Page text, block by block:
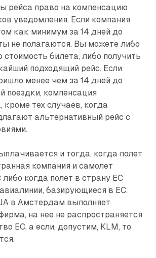
рейса право на компенсацию
уведомления. Если компания
как минимум за 14 дней до
не полагаются. Вы можете либо
стоимость билета, либо получить
подходящий рейс. Если
менее чем за 14 дней до
поездки, компенсация
кроме тех случаев, когда
альтернативный рейс с
и тогда, когда полет
компания и самолет
когда полет в страну ЕС
базирующиеся в ЕС.
в Амстердам выполняет
на нее не распространяется
ЕС, а если, допустим, KLM, то